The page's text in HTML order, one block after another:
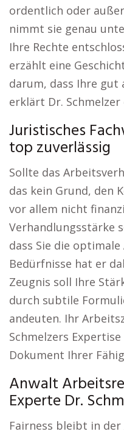
ordentlich oder
nimmt sie genau
Ihre Rechte
erzählt eine
darum, dass Ihre gut
erklärt Dr.
Juristisches
top zuverlässig
Sollte das
das kein Grund, den
vor allem nicht
Verhandlungsstärke
dass Sie die
Bedürfnisse hat er
Zeugnis soll Ihre
durch subtile
andeuten. Ihr
Schmelzers
Dokument Ihrer
Anwalt
Experte Dr.
Fairness bleibt in